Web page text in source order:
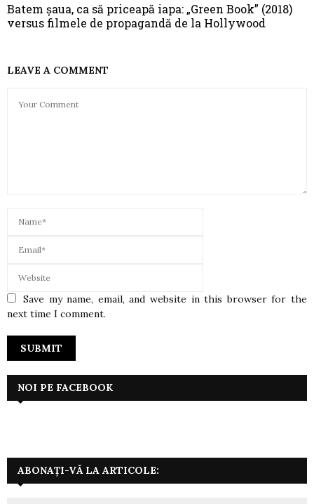
Batem șaua, ca să priceapă iapa: „Green Book” (2018)
versus filmele de propagandă de la Hollywood
LEAVE A COMMENT
Save my name, email, and website in this browser for the
next time I comment.
NOI PE FACEBOOK
ABONAȚI-VĂ LA ARTICOLE: